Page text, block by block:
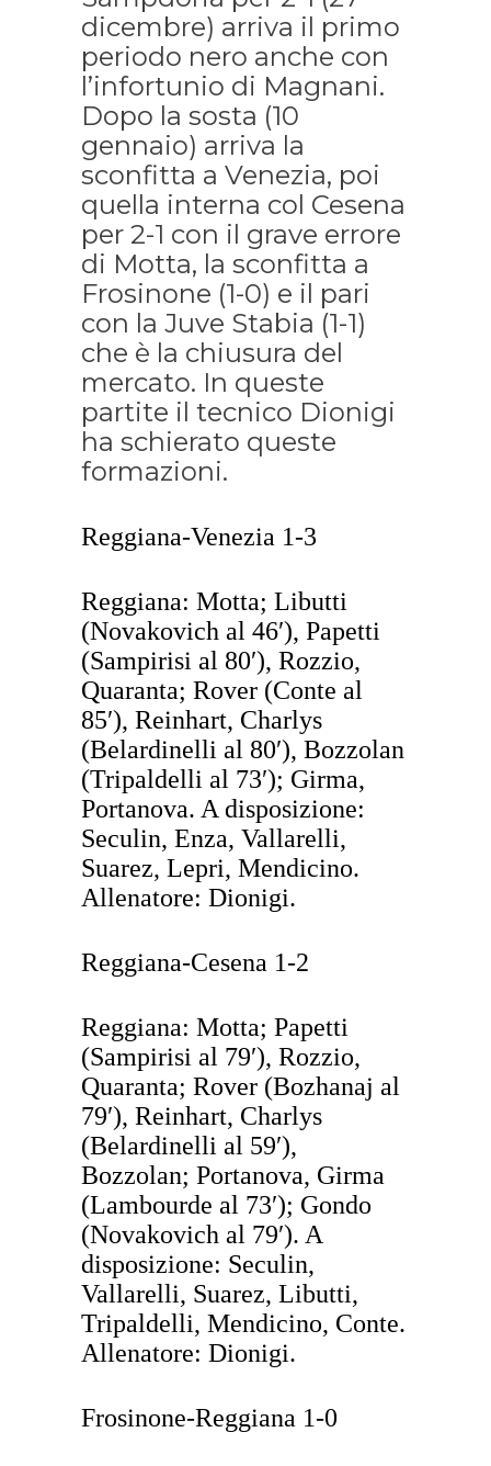
dicembre) arriva il primo
periodo nero anche con
l’infortunio di Magnani.
Dopo la sosta (10
gennaio) arriva la
sconfitta a Venezia, poi
quella interna col Cesena
per 2-1 con il grave errore
di Motta, la sconfitta a
Frosinone (1-0) e il pari
con la Juve Stabia (1-1)
che è la chiusura del
mercato. In queste
partite il tecnico Dionigi
ha schierato queste
formazioni.
Reggiana-Venezia 1-3
Reggiana: Motta; Libutti
(Novakovich al 46′), Papetti
(Sampirisi al 80′), Rozzio,
Quaranta; Rover (Conte al
85′), Reinhart, Charlys
(Belardinelli al 80′), Bozzolan
(Tripaldelli al 73′); Girma,
Portanova. A disposizione:
Seculin, Enza, Vallarelli,
Suarez, Lepri, Mendicino.
Allenatore: Dionigi.
Reggiana-Cesena 1-2
Reggiana: Motta; Papetti
(Sampirisi al 79′), Rozzio,
Quaranta; Rover (Bozhanaj al
79′), Reinhart, Charlys
(Belardinelli al 59′),
Bozzolan; Portanova, Girma
(Lambourde al 73′); Gondo
(Novakovich al 79′). A
disposizione: Seculin,
Vallarelli, Suarez, Libutti,
Tripaldelli, Mendicino, Conte.
Allenatore: Dionigi.
Frosinone-Reggiana 1-0